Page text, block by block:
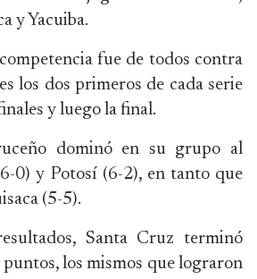
y Yacuiba.
fue de todos contra
los dos primeros de cada serie
y luego la final.
dominó en su grupo al
0) y Potosí (6-2), en tanto que
(5-5).
Santa Cruz terminó
los mismos que lograron